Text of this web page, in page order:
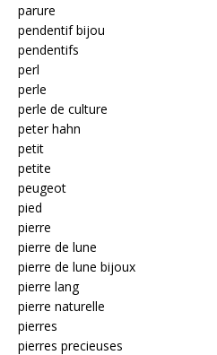
parure
pendentif bijou
pendentifs
perl
perle
perle de culture
peter hahn
petit
petite
peugeot
pied
pierre
pierre de lune
pierre de lune bijoux
pierre lang
pierre naturelle
pierres
pierres precieuses